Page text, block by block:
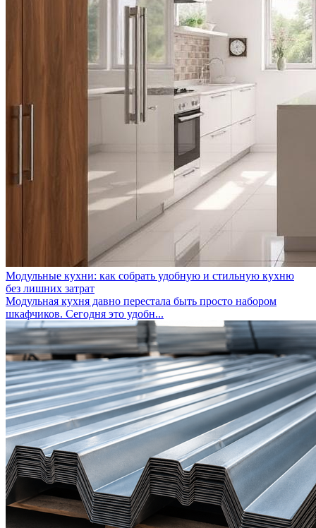
Модульные кухни: как собрать удобную и стильную кухню
без лишних затрат
Модульная кухня давно перестала быть просто набором
шкафчиков. Сегодня это удобн...